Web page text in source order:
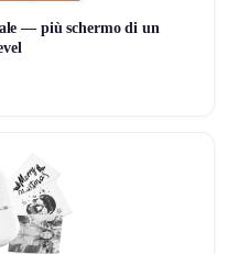
— più schermo di un